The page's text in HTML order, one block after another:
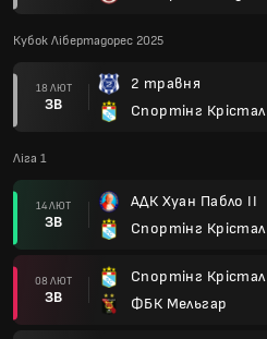
Кубок Лібертадорес 2025
18 ЛЮТ
ЗВ
2 травня
Спортінг Крістал
Ліга 1
14 ЛЮТ
ЗВ
АДК Хуан Пабло II
Спортінг Крістал
08 ЛЮТ
ЗВ
Спортінг Крістал
ФБК Мельгар